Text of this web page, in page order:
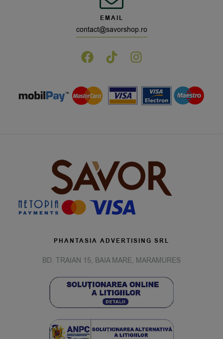
EMAIL
contact@savorshop.ro
PHANTASIA ADVERTISING SRL
BD. TRAIAN 15, BAIA MARE, MARAMURES